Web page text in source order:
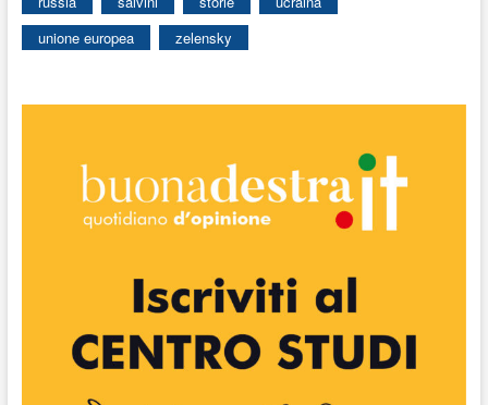
unione europea
zelensky